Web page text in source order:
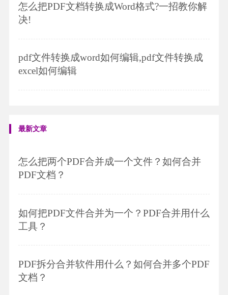
怎么把PDF文档转换成Word格式?一招教你解
决!
pdf文件转换成word如何编辑,pdf文件转换成
excel如何编辑
最新文章
怎么把两个PDF合并成一个文件？如何合并
PDF文档？
如何把PDF文件合并为一个？PDF合并用什么
工具？
PDF拆分合并软件用什么？如何合并多个PDF
文档？